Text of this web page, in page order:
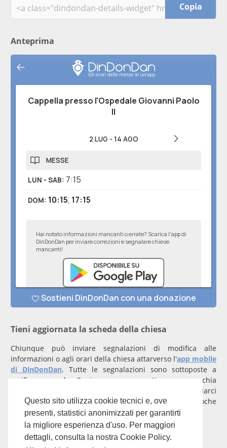
Questo sito utilizza cookie tecnici e, ove
presenti, statistici anonimizzati per garantirti
la migliore esperienza d'uso. Per maggiori
dettagli, consulta la nostra Cookie Policy.
Copia
Anteprima
Tieni aggiornata la scheda della chiesa
Chiunque può inviare segnalazioni di modifica alle
informazioni o agli orari della chiesa attarverso l'app mobile
di DinDonDan. Tutte le segnalazioni sono sottoposte a
verifica manuale. Se invece rappresenti una parrocchia
con un account verificato per inviarci
comunicazioni prioritarie che saranno gestite entro poche
Per qualunque domanda scrivi ainfo@dindondan.app